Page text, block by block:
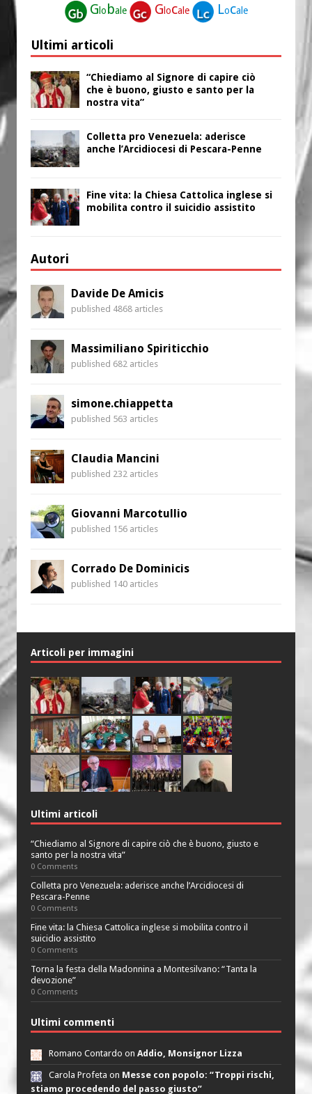
G lobale G locale Locale
Ultimi articoli
“Chiediamo al Signore di capire ciò
che è buono, giusto e santo per la
nostra vita”
Colletta pro Venezuela: aderisce
anche l’Arcidiocesi di Pescara-Penne
Fine vita: la Chiesa Cattolica inglese si
mobilita contro il suicidio assistito
Autori
Davide De Amicis
published 4868 articles
Massimiliano Spiriticchio
published 682 articles
simone.chiappetta
published 563 articles
Claudia Mancini
published 232 articles
Giovanni Marcotullio
published 156 articles
Corrado De Dominicis
published 140 articles
Articoli per immagini
Ultimi articoli
“Chiediamo al Signore di capire ciò che è buono, giusto e
santo per la nostra vita”
0 Comments
Colletta pro Venezuela: aderisce anche l’Arcidiocesi di
Pescara-Penne
0 Comments
Fine vita: la Chiesa Cattolica inglese si mobilita contro il
suicidio assistito
0 Comments
Torna la festa della Madonnina a Montesilvano: “Tanta la
devozione”
0 Comments
Ultimi commenti
Romano Contardo on Addio, Monsignor Lizza
Carola Profeta on Messe con popolo: “Troppi rischi,
stiamo procedendo del passo giusto”